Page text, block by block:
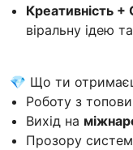
Креативність +
віральну ідею
💎 Що ти
Роботу з
Вихід на
Прозору